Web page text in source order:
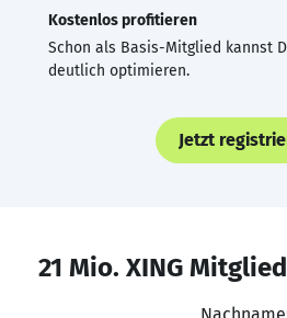
Kostenlos profitieren
Schon als Basis-Mitglied kannst
deutlich optimieren.
Jetzt
21 Mio. XING